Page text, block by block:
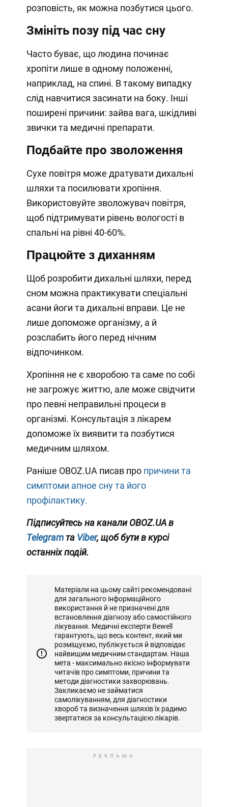
розповість, як можна позбутися цього.
Змініть позу під час сну
Часто буває, що людина починає
хропіти лише в одному положенні,
наприклад, на спині. В такому випадку
слід навчитися засинати на боку. Інші
поширені причини: зайва вага, шкідливі
звички та медичні препарати.
Подбайте про зволоження
Сухе повітря може дратувати дихальні
шляхи та посилювати хропіння.
Використовуйте зволожувач повітря,
щоб підтримувати рівень вологості в
спальні на рівні 40-60%.
Працюйте з диханням
Щоб розробити дихальні шляхи, перед
сном можна практикувати спеціальні
асани йоги та дихальні вправи. Це не
лише допоможе організму, а й
розслабить його перед нічним
відпочинком.
Хропіння не є хворобою та саме по собі
не загрожує життю, але може свідчити
про певні неправильні процеси в
організмі. Консультація з лікарем
допоможе їх виявити та позбутися
медичним шляхом.
Раніше OBOZ.UA писав про причини та
симптоми апное сну та його
профілактику.
Підписуйтесь на канали OBOZ.UA в
Telegram та Viber, щоб бути в курсі
останніх подій.
Матеріали на цьому сайті рекомендовані
для загального інформаційного
використання й не призначені для
встановлення діагнозу або самостійного
лікування. Медичні експерти Bewell
гарантують, що весь контент, який ми
розміщуємо, публікується й відповідає
найвищим медичним стандартам. Наша
мета - максимально якісно інформувати
читачів про симптоми, причини та
методи діагностики захворювань.
Закликаємо не займатися
самолікуванням, для діагностики
хвороб та визначення шляхів їх радимо
звертатися за консультацією лікарів.
РЕКЛАМА